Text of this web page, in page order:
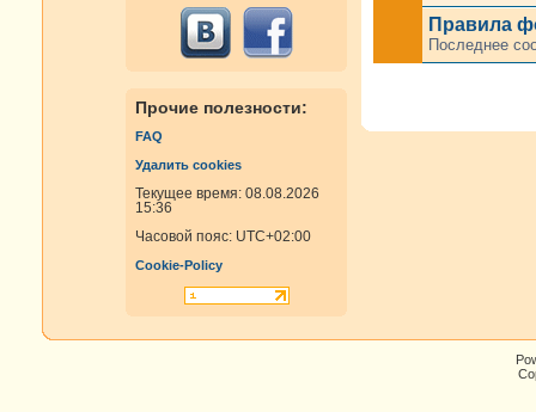
Прочие полезности:
FAQ
Удалить cookies
Текущее время: 08.08.2026
15:36
Часовой пояс: UTC+02:00
Cookie-Policy
Правила
Последнее